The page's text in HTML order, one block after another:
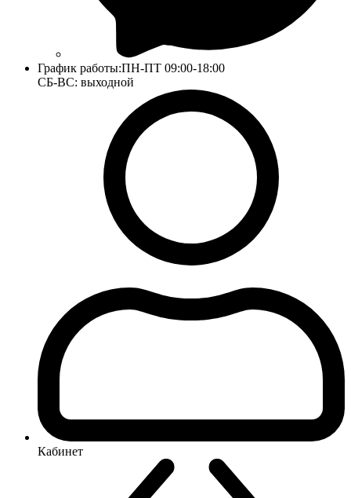
График работы:ПН-ПТ 09:00-18:00
СБ-ВС: выходной
Кабинет